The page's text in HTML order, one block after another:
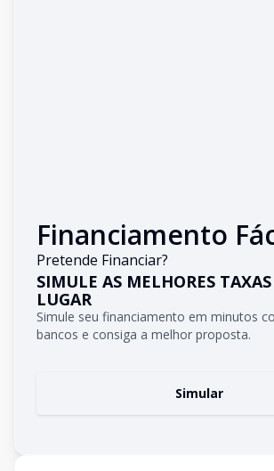
Financiamento
Pretende Financiar?
SIMULE AS MELHORES
LUGAR
Simule seu financiamento em minutos
bancos e consiga a melhor proposta.
Simular